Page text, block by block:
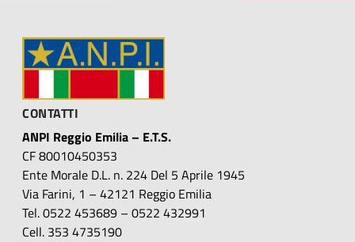
CONTATTI
ANPI Reggio Emilia – E.T.S.
CF 80010450353
Ente Morale D.L. n. 224 Del 5 Aprile 1945
Via Farini, 1 – 42121 Reggio Emilia
Tel. 0522 453689 – 0522 432991
Cell. 353 4735190